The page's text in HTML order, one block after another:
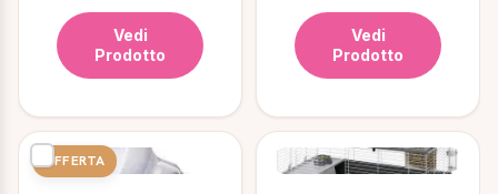
Vedi
Prodotto
Vedi
Prodotto
OFFERTA